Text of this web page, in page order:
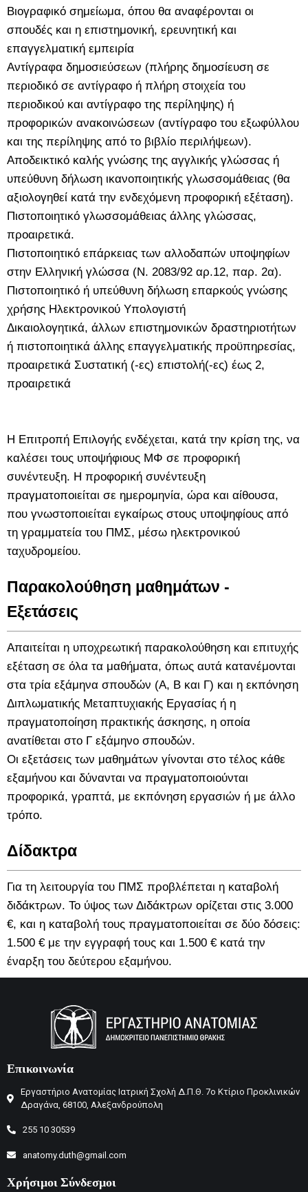
Βιογραφικό σημείωμα, όπου θα αναφέρονται οι
σπουδές και η επιστημονική, ερευνητική και
επαγγελματική εμπειρία
Αντίγραφα δημοσιεύσεων (πλήρης δημοσίευση σε
περιοδικό σε αντίγραφο ή πλήρη στοιχεία του
περιοδικού και αντίγραφο της περίληψης) ή
προφορικών ανακοινώσεων (αντίγραφο του εξωφύλλου
και της περίληψης από το βιβλίο περιλήψεων).
Αποδεικτικό καλής γνώσης της αγγλικής γλώσσας ή
υπεύθυνη δήλωση ικανοποιητικής γλωσσομάθειας (θα
αξιολογηθεί κατά την ενδεχόμενη προφορική εξέταση).
Πιστοποιητικό γλωσσομάθειας άλλης γλώσσας,
προαιρετικά.
Πιστοποιητικό επάρκειας των αλλοδαπών υποψηφίων
στην Ελληνική γλώσσα (Ν. 2083/92 αρ.12, παρ. 2α).
Πιστοποιητικό ή υπεύθυνη δήλωση επαρκούς γνώσης
χρήσης Ηλεκτρονικού Υπολογιστή
Δικαιολογητικά, άλλων επιστημονικών δραστηριοτήτων
ή πιστοποιητικά άλλης επαγγελματικής προϋπηρεσίας,
προαιρετικά Συστατική (-ες) επιστολή(-ες) έως 2,
προαιρετικά
Η Επιτροπή Επιλογής ενδέχεται, κατά την κρίση της, να
καλέσει τους υποψήφιους ΜΦ σε προφορική
συνέντευξη. H προφορική συνέντευξη
πραγματοποιείται σε ημερομηνία, ώρα και αίθουσα,
που γνωστοποιείται εγκαίρως στους υποψηφίους από
τη γραμματεία του ΠΜΣ, μέσω ηλεκτρονικού
ταχυδρομείου.
Παρακολούθηση μαθημάτων -
Εξετάσεις
Απαιτείται η υποχρεωτική παρακολούθηση και επιτυχής
εξέταση σε όλα τα μαθήματα, όπως αυτά κατανέμονται
στα τρία εξάμηνα σπουδών (Α, Β και Γ) και η εκπόνηση
Διπλωματικής Μεταπτυχιακής Εργασίας ή η
πραγματοποίηση πρακτικής άσκησης, η οποία
ανατίθεται στο Γ εξάμηνο σπουδών.
Οι εξετάσεις των μαθημάτων γίνονται στο τέλος κάθε
εξαμήνου και δύνανται να πραγματοποιούνται
προφορικά, γραπτά, με εκπόνηση εργασιών ή με άλλο
τρόπο.
Δίδακτρα
Για τη λειτουργία του ΠΜΣ προβλέπεται η καταβολή
διδάκτρων. Το ύψος των Διδάκτρων ορίζεται στις 3.000
€, και η καταβολή τους πραγματοποιείται σε δύο δόσεις:
1.500 € με την εγγραφή τους και 1.500 € κατά την
έναρξη του δεύτερου εξαμήνου.
Επικοινωνία
Εργαστήριο Ανατομίας Ιατρική Σχολή Δ.Π.Θ. 7ο Κτίριο Προκλινικών
Δραγάνα, 68100, Αλεξανδρούπολη
255 10 30539
anatomy.duth@gmail.com
Χρήσιμοι Σύνδεσμοι